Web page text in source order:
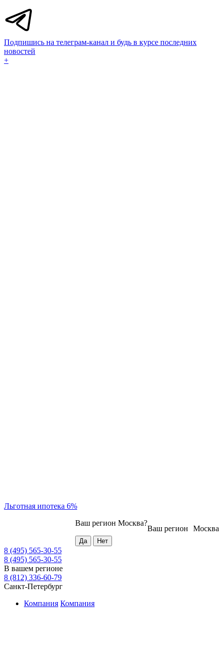
Подпишись на телеграм-канал и будь в курсе последних
новостей
+
Льготная ипотека 6%
Москва
Ваш регион
Ваш регион Москва?
8 (495) 565-30-55
8 (495) 565-30-55
В вашем регионе
8 (812) 336-60-79
Санкт-Петербург
Компания Компания